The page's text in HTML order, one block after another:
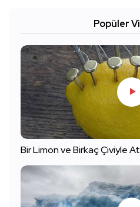
Popüler
Bir Limon ve Birkaç Çiviyle